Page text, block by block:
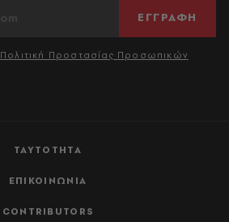
ΤΑΥΤΟΤΗΤΑ
ΕΠΙΚΟΙΝΩΝΙΑ
CONTRIBUTORS
ΕΓΓΡΑΦΗ
Πολιτική Προστασίας Προσωπικών